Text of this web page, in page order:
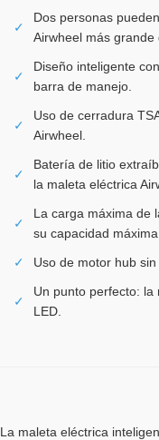
✓
Dos personas
Airwheel más grande
✓
Diseño inteligente
barra de manejo.
✓
Uso de cerradura
Airwheel.
✓
Batería de litio
la maleta eléctrica
✓
La carga máxima de
su capacidad máxima
✓
Uso de motor hub
✓
Un punto perfecto: la
LED.
La maleta eléctrica